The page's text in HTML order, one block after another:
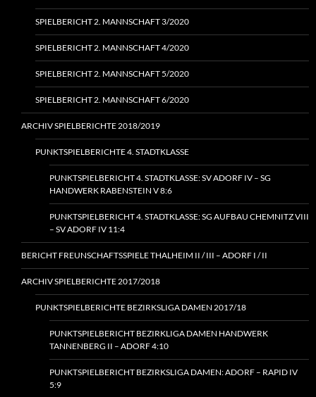
SPIELBERICHT 2. MANNSCHAFT 3/2020
SPIELBERICHT 2. MANNSCHAFT 4/2020
SPIELBERICHT 2. MANNSCHAFT 5/2020
SPIELBERICHT 2. MANNSCHAFT 6/2020
ARCHIV SPIELBERICHTE 2018/2019
PUNKTSPIELBERICHTE 4. STADTKLASSE
PUNKTSPIELBERICHT 4. STADTKLASSE: SV ADORF IV – SG
HANDWERK RABENSTEIN V 8:6
PUNKTSPIELBERICHT 4. STADTKLASSE: SG AUFBAU CHEMNITZ VIII
– SV ADORF IV 11:4
BERICHT FREUNSCHAFTSSPIELE THALHEIM II / III – ADORF I / II
ARCHIV SPIELBERICHTE 2017/2018
PUNKTSPIELBERICHTE BEZIRKSLIGA DAMEN 2017/18
PUNKTSPIELBERICHT BEZIRKLIGA DAMEN HANDWERK
TANNENBERG II – ADORF 4:10
PUNKTSPIELBERICHT BEZIRKSLIGA DAMEN: ADORF – RAPID IV
5:9